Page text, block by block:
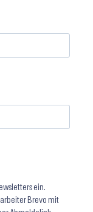
ein.
Brevo mit